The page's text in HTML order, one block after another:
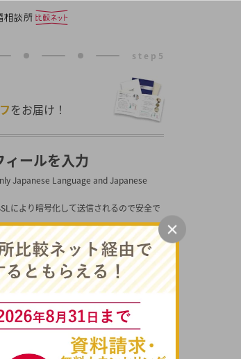
をお届け！
ィールを入力
Japanese Language and Japanese
により暗号化して送信されるので安全で